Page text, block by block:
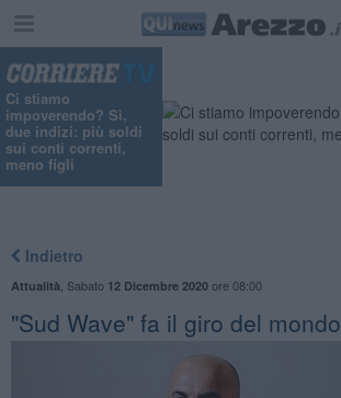
Ci stiamo
impoverendo? Sì,
due indizi: più soldi
sui conti correnti,
meno figli
Indietro
Attualità Sabato 12 Dicembre 2020ore 08:00
"Sud Wave" fa il giro del mondo